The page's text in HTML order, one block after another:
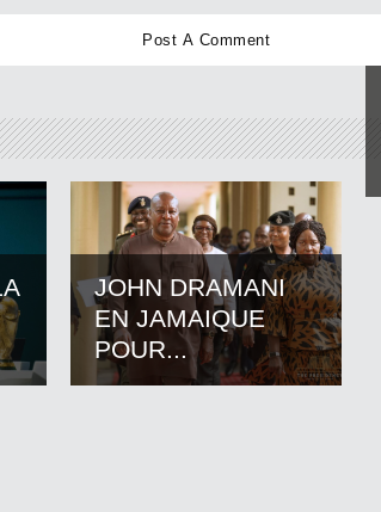
JOHN DRAMANI
EN JAMAIQUE
POUR...